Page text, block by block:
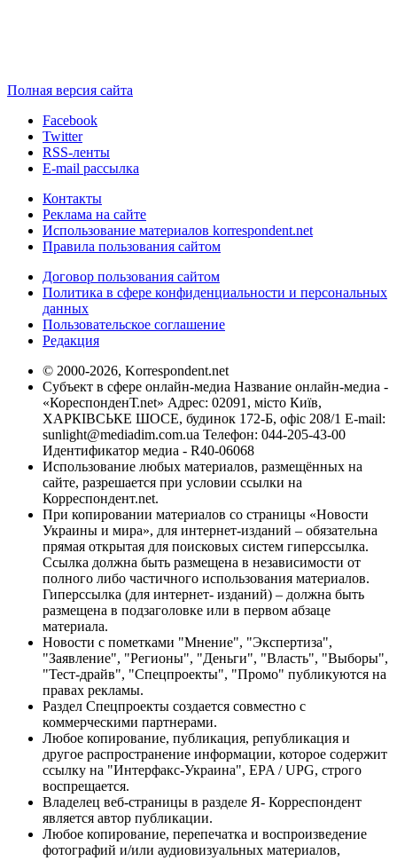
Полная версия сайта
Facebook
Twitter
RSS-ленты
E-mail рассылка
Контакты
Реклама на сайте
Использование материалов korrespondent.net
Правила пользования сайтом
Договор пользования сайтом
Политика в сфере конфиденциальности и персональных
данных
Пользовательское соглашение
Редакция
© 2000-2026, Korrespondent.net
Субъект в сфере онлайн-медиа Название онлайн-медиа -
«КореспонденТ.net» Адрес: 02091, місто Київ,
ХАРКІВСЬКЕ ШОСЕ, будинок 172-Б, офіс 208/1 E-mail:
sunlight@mediadim.com.ua Телефон: 044-205-43-00
Идентификатор медиа - R40-06068
Использование любых материалов, размещённых на
сайте, разрешается при условии ссылки на
Корреспондент.net.
При копировании материалов со страницы «Новости
Украины и мира», для интернет-изданий – обязательна
прямая открытая для поисковых систем гиперссылка.
Ссылка должна быть размещена в независимости от
полного либо частичного использования материалов.
Гиперссылка (для интернет- изданий) – должна быть
размещена в подзаголовке или в первом абзаце
материала.
Новости с пометками "Мнение", "Экспертиза",
"Заявление", "Регионы", "Деньги", "Власть", "Выборы",
"Тест-драйв", "Спецпроекты", "Промо" публикуются на
правах рекламы.
Раздел Спецпроекты создается совместно с
коммерческими партнерами.
Любое копирование, публикация, републикация и
другое распространение информации, которое содержит
ссылку на "Интерфакс-Украина", EPA / UPG, строго
воспрещается.
Владелец веб-страницы в разделе Я- Корреспондент
является автор публикации.
Любое копирование, перепечатка и воспроизведение
фотографий и/или аудиовизуальных материалов,